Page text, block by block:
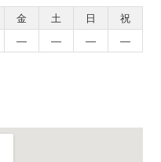
金 土 日
祝
― ― ―
―